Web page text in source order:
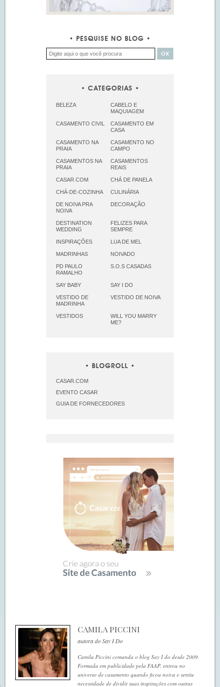
PESQUISE NO BLOG
CATEGORIAS
BELEZA
CABELO E
MAQUIAGEM
CASAMENTO CIVIL
CASAMENTO EM
CASA
CASAMENTO NA
PRAIA
CASAMENTO NO
CAMPO
CASAMENTOS NA
PRAIA
CASAMENTOS
REAIS
CASAR.COM CHÁ DE PANELA
CHÁ-DE-COZINHA CULINÁRIA
DE NOIVA PRA
NOIVA
DECORAÇÃO
DESTINATION
WEDDING
FELIZES PARA
SEMPRE
INSPIRAÇÕES LUA DE MEL
MADRINHAS NOIVADO
PD PAULO
RAMALHO
S.O.S CASADAS
SAY BABY SAY I DO
VESTIDO DE
MADRINHA
VESTIDO DE NOIVA
VESTIDOS
WILL YOU MARRY
ME?
BLOGROLL
CASAR.COM
EVENTO CASAR
GUIA DE FORNECEDORES
CAMILA PICCINI
autora do Say I Do
Camila Piccini comanda o blog Say I do desde 2009.
Formada em publicidade pela FAAP, entrou no
universo de casamento quando ficou noiva e sentiu
necessidade de dividir suas inspirações com outras